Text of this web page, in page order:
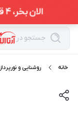
جستجو در
خانه روشنایی و